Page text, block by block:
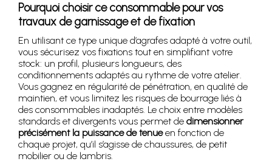
Pourquoi choisir ce consommable pour vos
travaux de garnissage et de fixation
En utilisant ce type unique d’agrafes adapté à votre outil,
vous sécurisez vos fixations tout en simplifiant votre
stock: un profil, plusieurs longueurs, des
conditionnements adaptés au rythme de votre atelier.
Vous gagnez en régularité de pénétration, en qualité de
maintien, et vous limitez les risques de bourrage liés à
des consommables inadaptés. Le choix entre modèles
standards et divergents vous permet de dimensionner
précisément la puissance de tenueen fonction de
chaque projet, qu’il s’agisse de chaussures, de petit
mobilier ou de lambris.